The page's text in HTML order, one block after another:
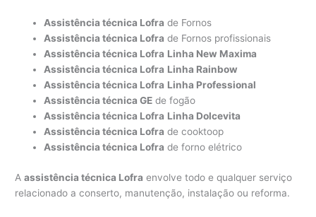
Assistência técnica Lofra de Fornos
Assistência técnica Lofra de Fornos profissionais
Assistência técnica Lofra Linha New Maxima
Assistência técnica Lofra Linha Rainbow
Assistência técnica Lofra Linha Professional
Assistência técnica GE de fogão
Assistência técnica Lofra Linha Dolcevita
Assistência técnica Lofra de cooktoop
Assistência técnica Lofra de forno elétrico
Aassistência técnica Lofra envolve todo e qualquer serviço
relacionado a conserto, manutenção, instalação ou reforma.